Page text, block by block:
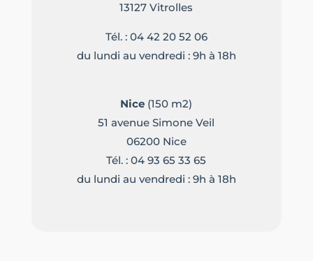
13127 Vitrolles
Tél. : 04 42 20 52 06
du lundi au vendredi : 9h à 18h
Nice (150 m2)
51 avenue Simone Veil
06200 Nice
Tél. :04 93 65 33 65
du lundi au vendredi : 9h à 18h